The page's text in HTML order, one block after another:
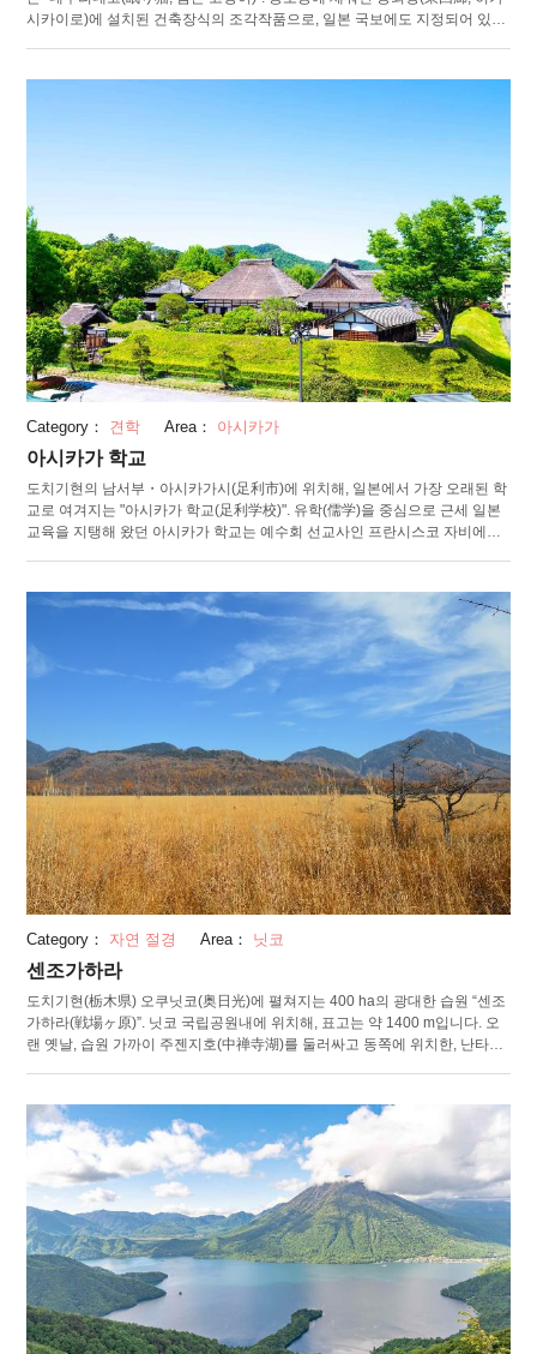
시카이로)에 설치된 건축장식의 조각작품으로, 일본 국보에도 지정되어 있습
러싸여 햇볕을 쬐며 자고 있는 모습에서 , “닛코(日光, 일광이란 뜻을 지님)”에
있는 "오쿠노미야(奥宮)"에 들어갑니다. 오쿠노미야는 닛코동조궁에 있어서
빼놓을 수 없는 장소. 꼭 한번 방문해 보세요.
Category： 견학 Area： 아시카가
아시카가 학교
도치기현의 남서부・아시카가시(足利市)에 위치해, 일본에서 가장 오래된 학
교로 여겨지는 "아시카가 학교(足利学校)". 유학(儒学)을 중심으로 근세 일본
교육을 지탱해 왔던 아시카가 학교는 예수회 선교사인 프란시스코 자비에르
町) 시대의 1439년에는 관동관령인 우에스기 노리자네(上杉憲実)가 카마쿠
라 엔카쿠지(円覚寺)의 승려・개원(開元)을 불러 재흥시켰다고 합니다. 아시
카가 학교가 일본인들의 마음과 교육 문화에 미친 영향은 컸기에, 1921년에
일본의 국가 사적에, 2015년에는 일본 유산으로도 인정되었습니다. 현존하고
있는 것은, 아시카가 학교의 상징 "학교문(学校門)"과 공자를 모신 일본 최고
의 성묘 "공자묘(孔子廟)" 뿐. 매년 4월~7월, 9월~11월의 일요일에는, 학교 내
의 서원에서 공자의 가르침인 "논어"를 전부 음독하는 "일요 논어 소독 체
험"이 진행됩니다. 그 외, 공자와 그 제자들을 모시는 의식·석전(釋奠) 등 계절
마다의 이벤트도 충실합니다.
Category： 자연 절경 Area： 닛코
센조가하라
도치기현(栃木県) 오쿠닛코(奥日光)에 펼쳐지는 400 ha의 광대한 습원 “센조
가하라(戦場ヶ原)”. 닛코 국립공원내에 위치해, 표고는 약 1400 m입니다. 오
랜 옛날, 습원 가까이 주젠지호(中禅寺湖)를 둘러싸고 동쪽에 위치한, 난타이
을 물들이고, 들새의 종류가 많은 것으로도 유명합니다. 봄에는 신록이 빛나
고, 6월 상순에 걸쳐 흰 솜이 특징인 황새풀이 절정. 가을에는 온통 붉게 물드
는 쿠사모미지(잎에 단풍이 드는 일), 겨울에는 눈이 쌓이고 은빛 세계가 펼쳐
집니다. "습원을 둘러싸듯이 2시간 정도의 산책로가 정비되어 있어, 가까운
곳에서 식물이나 들새를 관찰할 수 있습니다. 또 곳곳에 난타이산을 배경으로
한 광대한 습원의 광경을 즐길 수 있는 전망 포인트가 설치되어 있습니다. 마
음껏 대자연을 만끽할 수 있는 곳입니다.